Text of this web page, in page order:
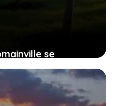
se
dans trois